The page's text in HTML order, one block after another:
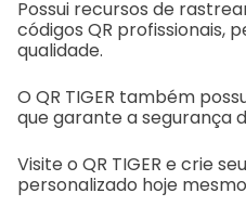
Possui recursos de
códigos QR profissionais,
qualidade.
O QR TIGER também
que garante a segurança
Visite o QR TIGER e crie
personalizado hoje